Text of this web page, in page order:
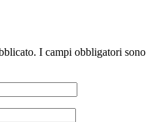
I campi obbligatori sono